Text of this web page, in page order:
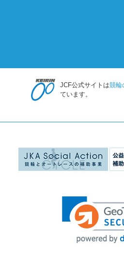
JCF公式サイトは競輪
ています。